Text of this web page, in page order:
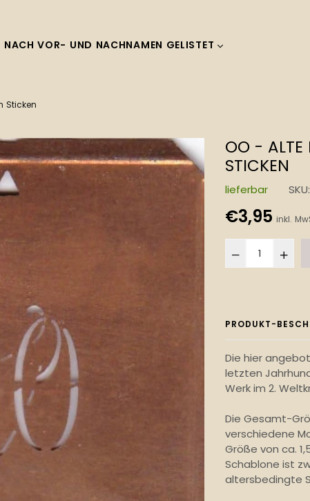
NACH VOR- UND NACHNAMEN GELISTET
Sticken
OO - ALTE
STICKEN
lieferbar
Normaler
Preis
€3,95 inkl.
PRODUKT-
Die hier
letzten
Werk im 2.
Die Gesamt-
verschiedene
Größe von ca.
Schablone ist
altersbedingte